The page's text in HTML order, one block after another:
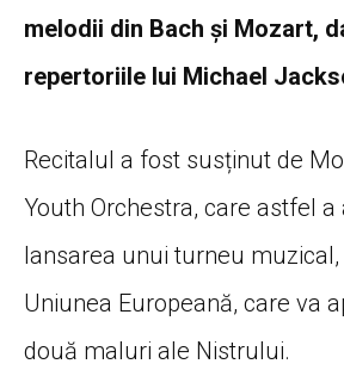
melodii din Bach și Mozart,
repertoriile lui Michael
Recitalul a fost susținut de
Youth Orchestra, care astfel
lansarea unui turneu
Uniunea Europeană, care va
două maluri ale Nistrului.